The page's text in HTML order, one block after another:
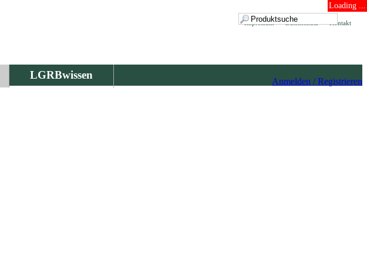
Loading ...
Kontakt
Datenschutz
Impressum
LGRBwissen
Anmelden / Registrieren